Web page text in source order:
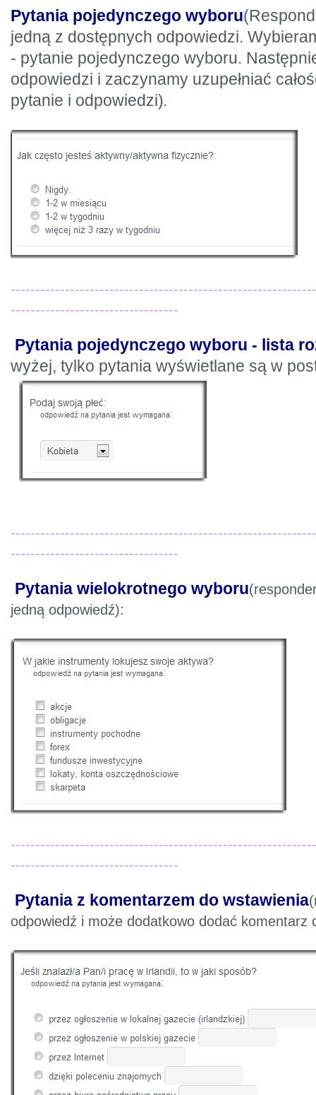
Pytania pojedynczego wyboru
jedną z dostępnych odpowiedzi.
- pytanie pojedynczego wyboru.
odpowiedzi i zaczynamy uzupełniać
pytanie i odpowiedzi).
----------------------------------
Pytania pojedynczego wyboru - lista
wyżej, tylko pytania wyświetlane są w
----------------------------------
Pytania wielokrotnego wyboru
jedną odpowiedź):
----------------------------------
Pytania z komentarzem do wstawienia
odpowiedź i może dodatkowo dodać komentarz